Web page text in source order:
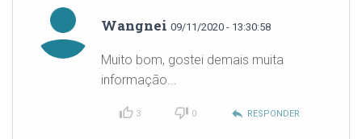
Wangnei 09/11/2020 - 13:30:58
Muito bom, gostei demais muita
informação...
reply RESPONDER
0
3